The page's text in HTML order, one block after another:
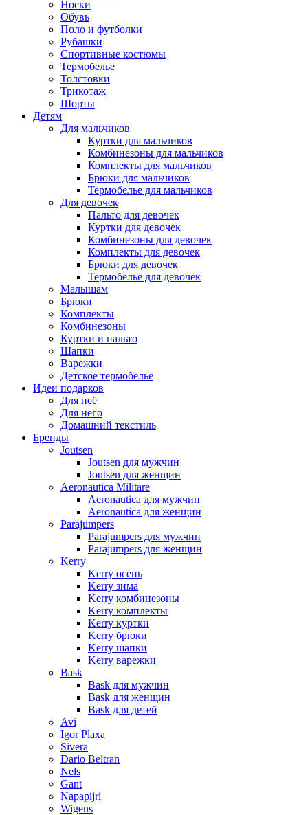
Носки
Обувь
Поло и футболки
Рубашки
Спортивные костюмы
Термобелье
Толстовки
Трикотаж
Шорты
Детям
Для мальчиков
Куртки для мальчиков
Комбинезоны для мальчиков
Комплекты для мальчиков
Брюки для мальчиков
Термобелье для мальчиков
Для девочек
Пальто для девочек
Куртки для девочек
Комбинезоны для девочек
Комплекты для девочек
Брюки для девочек
Термобелье для девочек
Малышам
Брюки
Комплекты
Комбинезоны
Куртки и пальто
Шапки
Варежки
Детское термобелье
Идеи подарков
Для неё
Для него
Домашний текстиль
Бренды
Joutsen
Joutsen для мужчин
Joutsen для женщин
Aeronautica Militare
Aeronautica для мужчин
Aeronautica для женщин
Parajumpers
Parajumpers для мужчин
Parajumpers для женщин
Kerry
Kerry осень
Kerry зима
Kerry комбинезоны
Kerry комплекты
Kerry куртки
Kerry брюки
Kerry шапки
Kerry варежки
Bask
Bask для мужчин
Bask для женщин
Bask для детей
Avi
Igor Plaxa
Sivera
Dario Beltran
Nels
Gant
Napapijri
Wigens